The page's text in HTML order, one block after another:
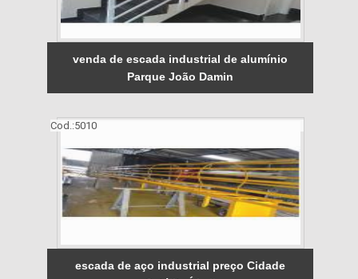
venda de escada industrial de alumínio
Parque João Damin
Cod.:5010
escada de aço industrial preço Cidade